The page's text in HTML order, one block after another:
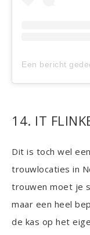
14. IT
Dit is toch wel
trouwlocaties in
trouwen moet je
maar een heel
de kas op het